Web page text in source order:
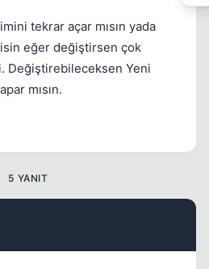
tekrar açar mısın yada
eğer değiştirsen çok
Değiştirebileceksen Yeni
mısın.
5 YANIT